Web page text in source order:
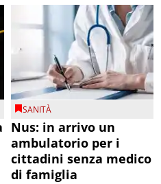
SANITÀ
Nus: in arrivo un
ambulatorio per i
cittadini senza medico
di famiglia